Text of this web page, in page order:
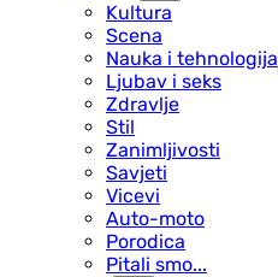
Kultura
Scena
Nauka i tehnologija
Ljubav i seks
Zdravlje
Stil
Zanimljivosti
Savjeti
Vicevi
Auto-moto
Porodica
Pitali smo...